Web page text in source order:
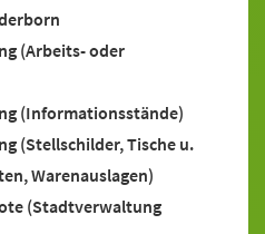
(Arbeits- oder
(Informationsstände)
(Stellschilder, Tische u.
Warenauslagen)
(Stadtverwaltung